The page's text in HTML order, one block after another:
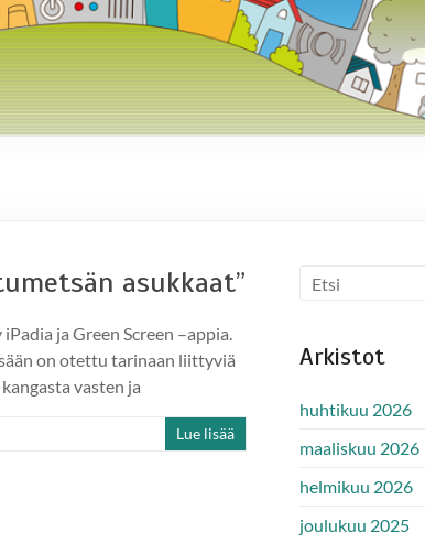
asukkaat”
ja Green Screen –appia.
on otettu tarinaan liittyviä
vasten ja
Lue lisää
Arkistot
huhtikuu 2026
maaliskuu 2026
helmikuu 2026
joulukuu 2025